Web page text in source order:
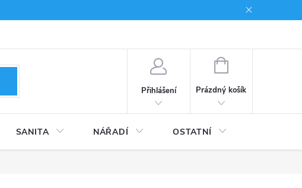
Přihlášení
NÁKUPNÍ
Prázdný košík
SANITA NÁŘADÍ OSTATNÍ